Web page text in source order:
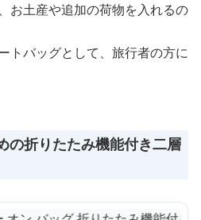
お土産や追加の荷物を入れるの
トバッグとして、旅行者の方に
の折りたたみ機能付き二層